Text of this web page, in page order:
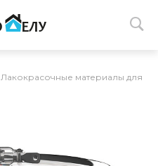
Лакокрасочные материалы для